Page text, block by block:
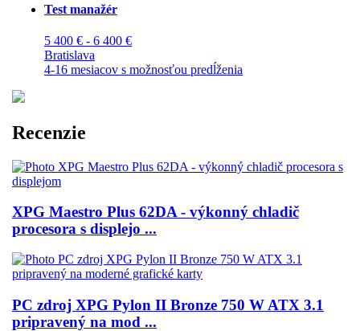
Test manažér
5 400 € - 6 400 €
Bratislava
4-16 mesiacov s možnosťou predĺženia
Recenzie
XPG Maestro Plus 62DA - výkonný chladič
procesora s displejo ...
PC zdroj XPG Pylon II Bronze 750 W ATX 3.1
pripravený na mod ...